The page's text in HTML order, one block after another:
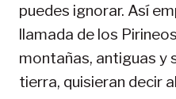
puedes ignorar. Así
llamada de los
montañas, antiguas y
tierra, quisieran decir